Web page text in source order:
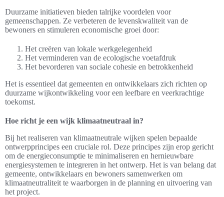
Duurzame initiatieven bieden talrijke voordelen voor
gemeenschappen. Ze verbeteren de levenskwaliteit van de
bewoners en stimuleren economische groei door:
Het creëren van lokale werkgelegenheid
Het verminderen van de ecologische voetafdruk
Het bevorderen van sociale cohesie en betrokkenheid
Het is essentieel dat gemeenten en ontwikkelaars zich richten op
duurzame wijkontwikkeling voor een leefbare en veerkrachtige
toekomst.
Hoe richt je een wijk klimaatneutraal in?
Bij het realiseren van klimaatneutrale wijken spelen bepaalde
ontwerpprincipes een cruciale rol. Deze principes zijn erop gericht
om de energieconsumptie te minimaliseren en hernieuwbare
energiesystemen te integreren in het ontwerp. Het is van belang dat
gemeente, ontwikkelaars en bewoners samenwerken om
klimaatneutraliteit te waarborgen in de planning en uitvoering van
het project.